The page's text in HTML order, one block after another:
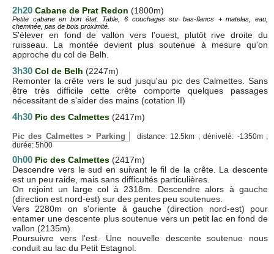
2h20 Cabane de Prat Redon (1800m)
Petite cabane en bon état. Table, 6 couchages sur bas-flancs + matelas, eau,
cheminée, pas de bois proximité.
S'élever en fond de vallon vers l'ouest, plutôt rive droite du
ruisseau. La montée devient plus soutenue à mesure qu'on
approche du col de Belh.
3h30 Col de Belh (2247m)
Remonter la crête vers le sud jusqu'au pic des Calmettes. Sans
être très difficile cette crête comporte quelques passages
nécessitant de s'aider des mains (cotation II)
4h30 Pic des Calmettes (2417m)
Pic des Calmettes > Parking
distance: 12.5km ; dénivelé: -1350m ;
durée: 5h00
0h00 Pic des Calmettes (2417m)
Descendre vers le sud en suivant le fil de la crête. La descente
est un peu raide, mais sans difficultés particulières.
On rejoint un large col à 2318m. Descendre alors à gauche
(direction est nord-est) sur des pentes peu soutenues.
Vers 2280m on s'oriente à gauche (direction nord-est) pour
entamer une descente plus soutenue vers un petit lac en fond de
vallon (2135m).
Poursuivre vers l'est. Une nouvelle descente soutenue nous
conduit au lac du Petit Estagnol.